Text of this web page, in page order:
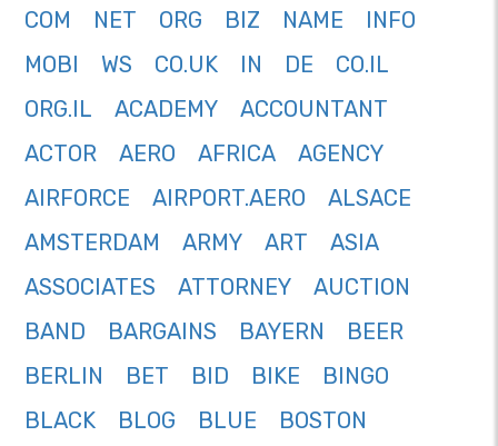
COM NET ORG BIZ NAME
INFO
MOBI
WS CO.UK IN DE
CO.IL
ORG.IL
ACADEMY
ACCOUNTANT
ACTOR
AERO AFRICA
AGENCY
AIRFORCE
AIRPORT.AERO
ALSACE
AMSTERDAM
ARMY ART
ASIA
ASSOCIATES
ATTORNEY
AUCTION
BAND
BARGAINS BAYERN
BEER
BERLIN
BET BID BIKE
BINGO
BLACK
BLOG BLUE
BOSTON